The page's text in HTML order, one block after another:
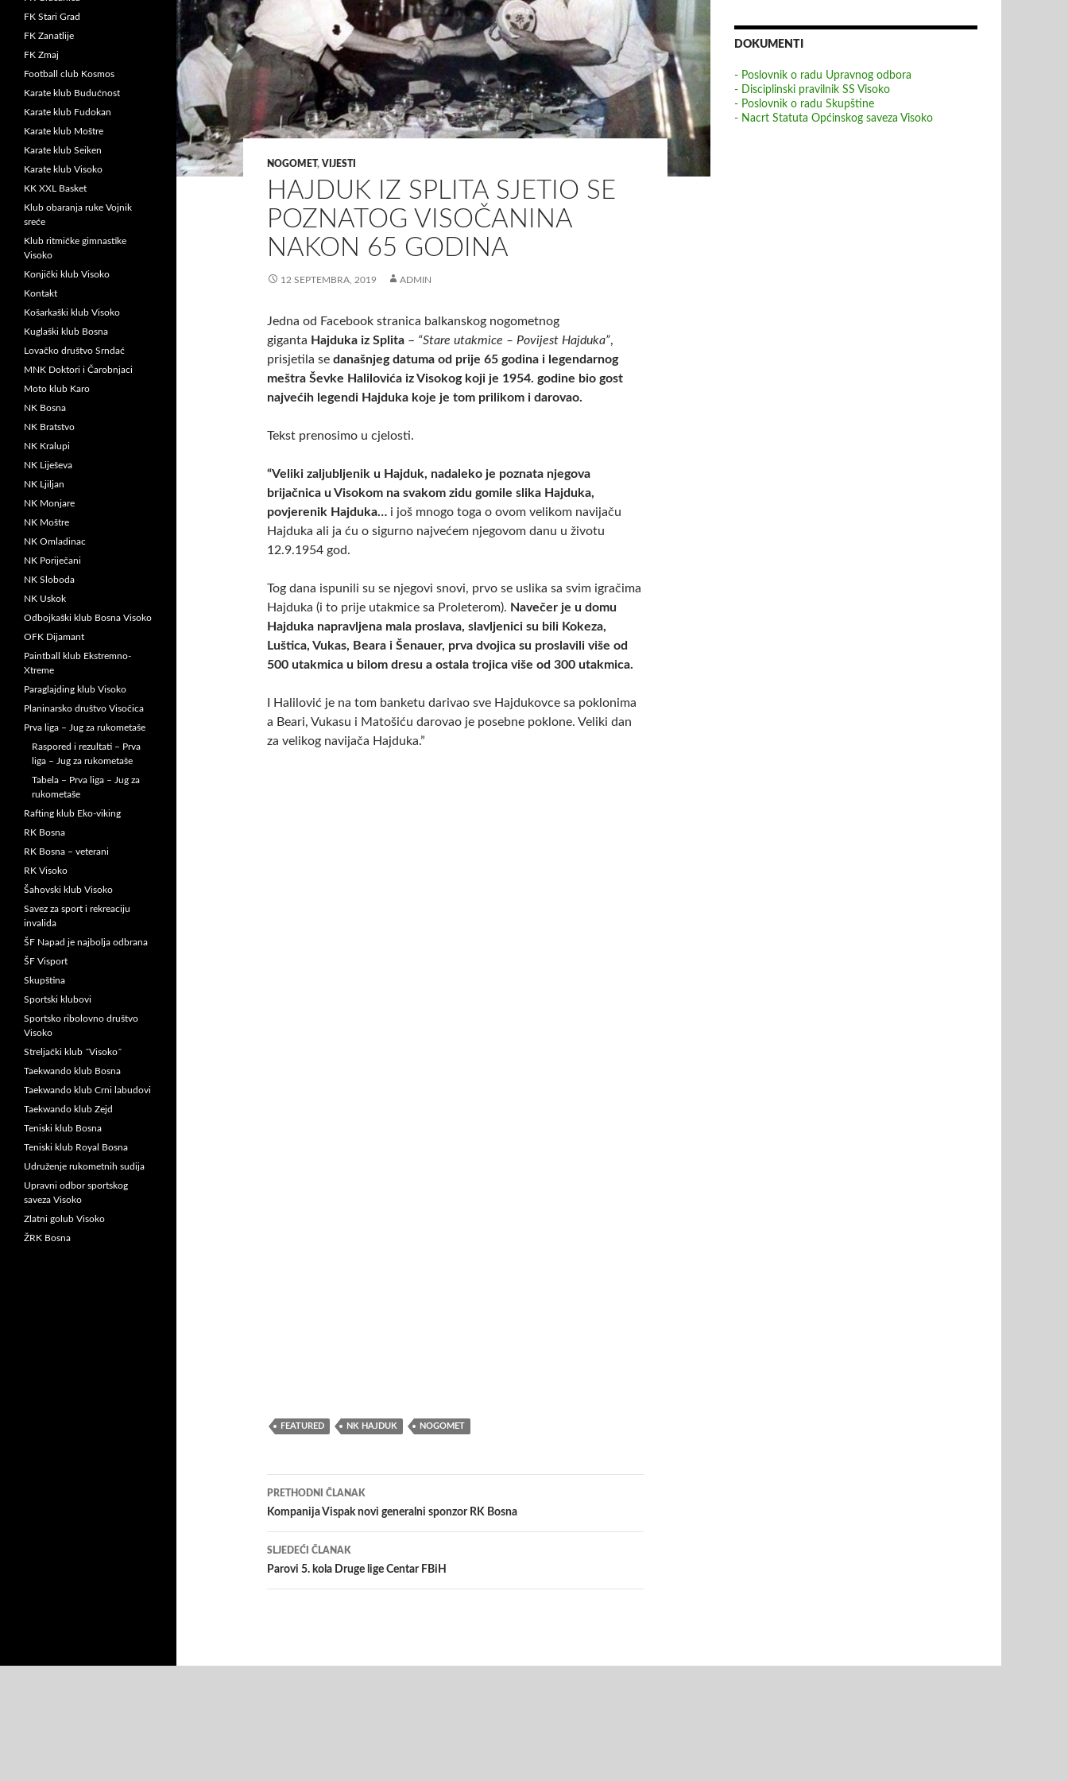
NOGOMET, VIJESTI
HAJDUK IZ SPLITA SJETIO SE
POZNATOG VISOČANINA
NAKON 65 GODINA
12 SEPTEMBRA, 2019 ADMIN
Jedna od Facebook stranica balkanskog nogometnog
giganta Hajduka iz Splita – “Stare utakmice – Povijest Hajduka”,
prisjetila se današnjeg datuma od prije 65 godina i legendarnog
meštra Ševke Halilovića iz Visokog koji je 1954. godine bio gost
najvećih legendi Hajduka koje je tom prilikom i darovao.
Tekst prenosimo u cjelosti.
“Veliki zaljubljenik u Hajduk, nadaleko je poznata njegova
brijačnica u Visokom na svakom zidu gomile slika Hajduka,
povjerenik Hajduka… i još mnogo toga o ovom velikom navijaču
Hajduka ali ja ću o sigurno najvećem njegovom danu u životu
12.9.1954 god.
Tog dana ispunili su se njegovi snovi, prvo se uslika sa svim igračima
Hajduka (i to prije utakmice sa Proleterom). Navečer je u domu
Hajduka napravljena mala proslava, slavljenici su bili Kokeza,
Luštica, Vukas, Beara i Šenauer, prva dvojica su proslavili više od
500 utakmica u bilom dresu a ostala trojica više od 300 utakmica.
I Halilović je na tom banketu darivao sve Hajdukovce sa poklonima
a Beari, Vukasu i Matošiću darovao je posebne poklone. Veliki dan
za velikog navijača Hajduka.”
FEATURED NK HAJDUK NOGOMET
Navigacija
članaka
PRETHODNI ČLANAK
Kompanija Vispak novi generalni sponzor RK Bosna
SLJEDEĆI ČLANAK
Parovi 5. kola Druge lige Centar FBiH
DOKUMENTI
- Poslovnik o radu Upravnog odbora
- Disciplinski pravilnik SS Visoko
- Poslovnik o radu Skupštine
- Nacrt Statuta Općinskog saveza Visoko
FK Stari Grad
FK Zanatlije
FK Zmaj
Football club Kosmos
Karate klub Budućnost
Karate klub Fudokan
Karate klub Moštre
Karate klub Seiken
Karate klub Visoko
KK XXL Basket
Klub obaranja ruke Vojnik
sreće
Klub ritmičke gimnastike
Visoko
Konjički klub Visoko
Kontakt
Košarkaški klub Visoko
Kuglaški klub Bosna
Lovačko društvo Srndać
MNK Doktori i Čarobnjaci
Moto klub Karo
NK Bosna
NK Bratstvo
NK Kralupi
NK Liješeva
NK Ljiljan
NK Monjare
NK Moštre
NK Omladinac
NK Poriječani
NK Sloboda
NK Uskok
Odbojkaški klub Bosna Visoko
OFK Dijamant
Paintball klub Ekstremno-
Xtreme
Paraglajding klub Visoko
Planinarsko društvo Visočica
Prva liga – Jug za rukometaše
Raspored i rezultati – Prva
liga – Jug za rukometaše
Tabela – Prva liga – Jug za
rukometaše
Rafting klub Eko-viking
RK Bosna
RK Bosna – veterani
RK Visoko
Šahovski klub Visoko
Savez za sport i rekreaciju
invalida
ŠF Napad je najbolja odbrana
ŠF Visport
Skupština
Sportski klubovi
Sportsko ribolovno društvo
Visoko
Streljački klub ˝Visoko˝
Taekwando klub Bosna
Taekwando klub Crni labudovi
Taekwando klub Zejd
Teniski klub Bosna
Teniski klub Royal Bosna
Udruženje rukometnih sudija
Upravni odbor sportskog
saveza Visoko
Zlatni golub Visoko
ŽRK Bosna